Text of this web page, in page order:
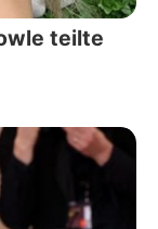
teilte